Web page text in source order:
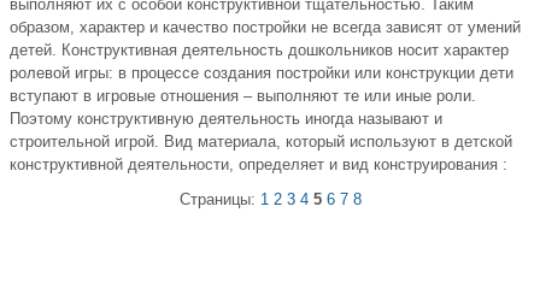
выполняют их с особой конструктивной тщательностью. Таким
образом, характер и качество постройки не всегда зависят от умений
детей. Конструктивная деятельность дошкольников носит характер
ролевой игры: в процессе создания постройки или конструкции дети
вступают в игровые отношения – выполняют те или иные роли.
Поэтому конструктивную деятельность иногда называют и
строительной игрой. Вид материала, который используют в детской
конструктивной деятельности, определяет и вид конструирования :
Страницы: 1 2 3 4 5 6 7 8